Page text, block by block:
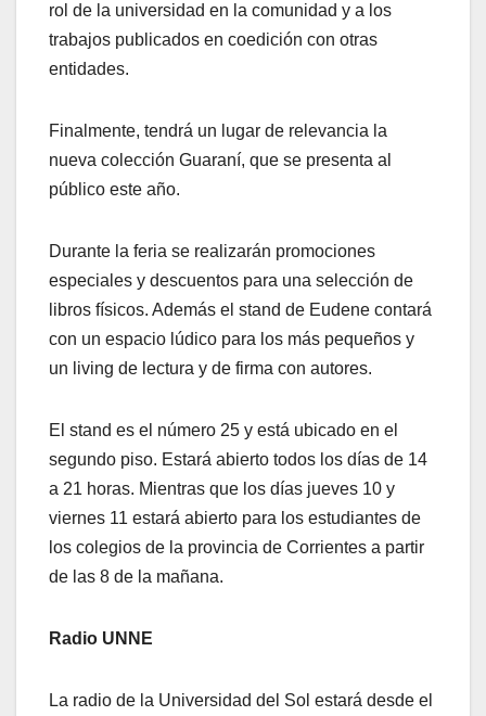
rol de la universidad en la comunidad y a los
trabajos publicados en coedición con otras
entidades.
Finalmente, tendrá un lugar de relevancia la
nueva colección Guaraní, que se presenta al
público este año.
Durante la feria se realizarán promociones
especiales y descuentos para una selección de
libros físicos. Además el stand de Eudene contará
con un espacio lúdico para los más pequeños y
un living de lectura y de firma con autores.
El stand es el número 25 y está ubicado en el
segundo piso. Estará abierto todos los días de 14
a 21 horas. Mientras que los días jueves 10 y
viernes 11 estará abierto para los estudiantes de
los colegios de la provincia de Corrientes a partir
de las 8 de la mañana.
Radio UNNE
La radio de la Universidad del Sol estará desde el